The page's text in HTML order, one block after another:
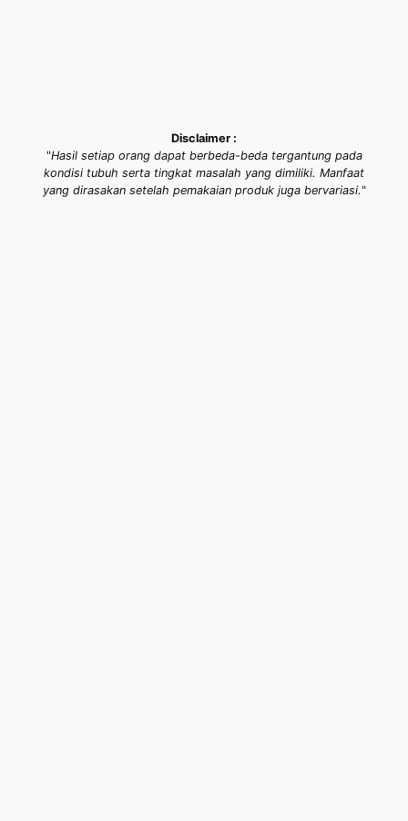
Disclaimer :
"Hasil setiap orang dapat berbeda-beda tergantung pada
kondisi tubuh serta tingkat masalah yang dimiliki. Manfaat
yang dirasakan setelah pemakaian produk juga bervariasi. "